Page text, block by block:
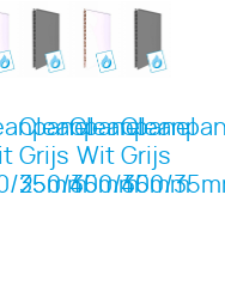
35mm
Cleanpanel
Grijs
250/35mm
Cleanpanel
Wit
400/35mm
Grijs
400/